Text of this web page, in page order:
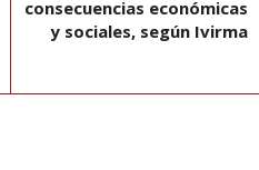
consecuencias económicas
y sociales, según Ivirma